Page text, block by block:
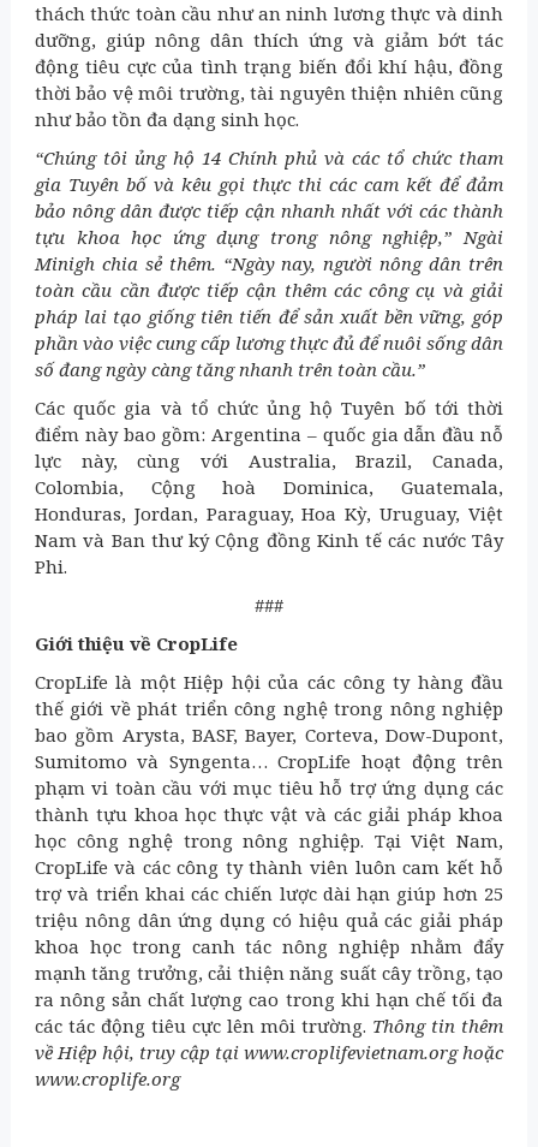
thách thức toàn cầu như an ninh lương thực và dinh
dưỡng, giúp nông dân thích ứng và giảm bớt tác
động tiêu cực của tình trạng biến đổi khí hậu, đồng
thời bảo vệ môi trường, tài nguyên thiện nhiên cũng
như bảo tồn đa dạng sinh học.
“Chúng tôi ủng hộ 14 Chính phủ và các tổ chức tham
gia Tuyên bố và kêu gọi thực thi các cam kết để đảm
bảo nông dân được tiếp cận nhanh nhất với các thành
tựu khoa học ứng dụng trong nông nghiệp,” Ngài
Minigh chia sẻ thêm. “Ngày nay, người nông dân trên
toàn cầu cần được tiếp cận thêm các công cụ và giải
pháp lai tạo giống tiên tiến để sản xuất bền vững, góp
phần vào việc cung cấp lương thực đủ để nuôi sống dân
số đang ngày càng tăng nhanh trên toàn cầu.”
Các quốc gia và tổ chức ủng hộ Tuyên bố tới thời
điểm này bao gồm: Argentina – quốc gia dẫn đầu nỗ
lực này, cùng với Australia, Brazil, Canada,
Colombia, Cộng hoà Dominica, Guatemala,
Honduras, Jordan, Paraguay, Hoa Kỳ, Uruguay, Việt
Nam và Ban thư ký Cộng đồng Kinh tế các nước Tây
Phi.
###
Giới thiệu về CropLife
CropLife là một Hiệp hội của các công ty hàng đầu
thế giới về phát triển công nghệ trong nông nghiệp
bao gồm Arysta, BASF, Bayer, Corteva, Dow-Dupont,
Sumitomo và Syngenta… CropLife hoạt động trên
phạm vi toàn cầu với mục tiêu hỗ trợ ứng dụng các
thành tựu khoa học thực vật và các giải pháp khoa
học công nghệ trong nông nghiệp. Tại Việt Nam,
CropLife và các công ty thành viên luôn cam kết hỗ
trợ và triển khai các chiến lược dài hạn giúp hơn 25
triệu nông dân ứng dụng có hiệu quả các giải pháp
khoa học trong canh tác nông nghiệp nhằm đẩy
mạnh tăng trưởng, cải thiện năng suất cây trồng, tạo
ra nông sản chất lượng cao trong khi hạn chế tối đa
các tác động tiêu cực lên môi trường. Thông tin thêm
về Hiệp hội, truy cập tạiwww.croplifevietnam.orghoặc
www.croplife.org